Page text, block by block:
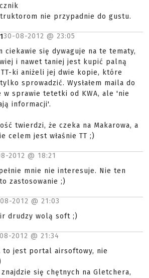
nie przypadnie do gustu.
30-08-2012 @ 23:05
ciekawie się dywaguje na te tematy,
i nawet taniej jest kupić palną
ki aniżeli jej dwie kopie, które
sprowadzić. Wysłałem maila do
w sprawie tetetki od KWA, ale 'nie
informacji'.
twierdzi, że czeka na Makarowa, a
celem jest właśnie TT ;)
2012 @ 18:21
mnie nie interesuje. Nie ten
zastosowanie ;)
2012 @ 21:03
drudzy wolą soft ;)
2012 @ 21:34
to jest portal airsoftowy, nie
znajdzie się chętnych na Gletchera,